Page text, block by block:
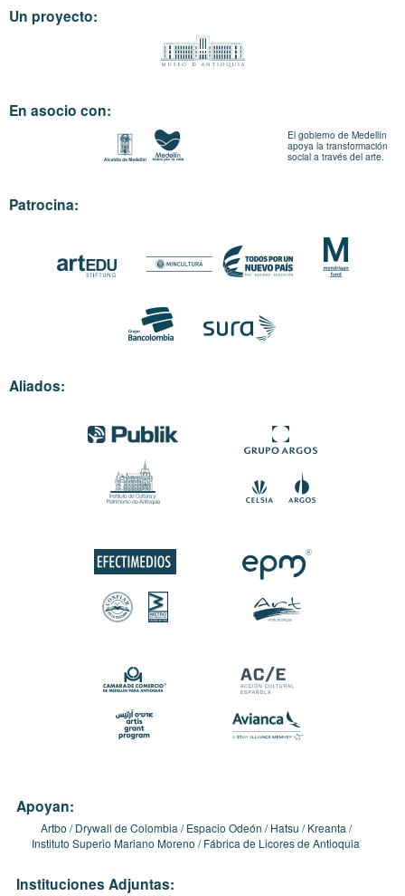
Un proyecto:
En asocio con:
El gobierno de Medellín
apoya la transformación
social a través del arte.
Patrocina:
Aliados:
Apoyan:
Artbo Drywall de Colombia Espacio Odeón Hatsu
Kreanta
Instituto Superio Mariano Moreno
Fábrica de Licores de Antioquia
Instituciones Adjuntas: